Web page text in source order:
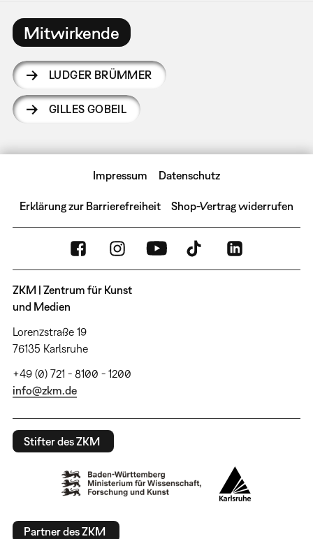
Mitwirkende
LUDGER BRÜMMER
GILLES GOBEIL
Impressum Datenschutz
Erklärung zur Barrierefreiheit Shop-Vertrag widerrufen
ZKM | Zentrum für Kunst
und Medien
Lorenzstraße 19
76135 Karlsruhe
+49 (0) 721 - 8100 - 1200
info@zkm.de
Stifter des ZKM
Partner des ZKM